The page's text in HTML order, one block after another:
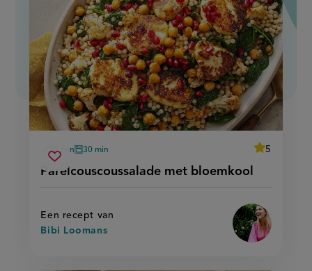
Parelcouscoussalade met bloemkool
voorbereidingstijd
30 min
oventijd
30 min
average
5
Beoordeel
bloemkool'
Een recept van
Bibi Loomans
Sla
parelcouscoussalade
met
bloemkool